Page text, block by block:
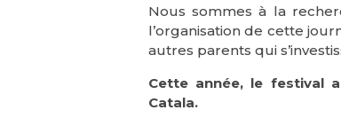
Nous sommes à la
l’organisation de cette
autres parents qui
Cette année, le festival
Catala.